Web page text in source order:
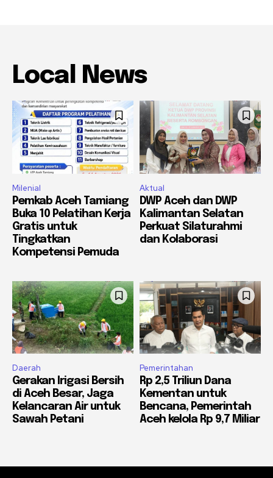
Local News
Milenial
Pemkab Aceh Tamiang
Buka 10 Pelatihan Kerja
Gratis untuk
Tingkatkan
Kompetensi Pemuda
Aktual
DWP Aceh dan DWP
Kalimantan Selatan
Perkuat Silaturahmi
dan Kolaborasi
Daerah
Gerakan Irigasi Bersih
di Aceh Besar, Jaga
Kelancaran Air untuk
Sawah Petani
Pemerintahan
Rp 2,5 Triliun Dana
Kementan untuk
Bencana, Pemerintah
Aceh kelola Rp 9,7 Miliar